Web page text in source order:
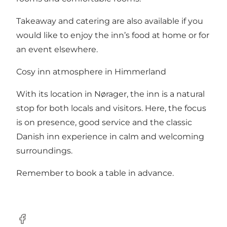
Takeaway and catering are also available if you
would like to enjoy the inn’s food at home or for
an event elsewhere.
Cosy inn atmosphere in Himmerland
With its location in Nørager, the inn is a natural
stop for both locals and visitors. Here, the focus
is on presence, good service and the classic
Danish inn experience in calm and welcoming
surroundings.
Remember to book a table in advance.
Facebook